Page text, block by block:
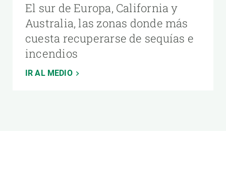
El sur de Europa, California y
Australia, las zonas donde más
cuesta recuperarse de sequías e
incendios
IR AL MEDIO